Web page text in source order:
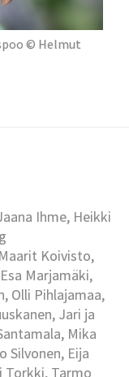
© Helmut
Ihme, Heikki
Koivisto,
Marjamäki,
Olli Pihlajamaa,
Jari ja
Mika
Silvonen, Eija
Torkki, Tarmo